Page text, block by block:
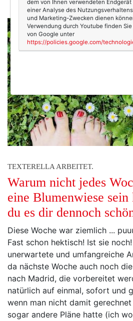
TEXTERELLA ARBEITET.
Warum nicht jedes
eine Blumenwiese
du es dir dennoch
Diese Woche war ziemlich ...
Fast schon hektisch! Ist sie
unerwartete und umfangreiche
da nächste Woche auch noch
nach Madrid, die vorbereitet
natürlich auf einmal, sofort und
wenn man nicht damit
sogar andere Pläne hatte (ich
dem von Ihnen verwendeten
einer Analyse des
und Marketing-Zwecken dienen
Verwendung durch Youtube finden
von Google unter
https://policies.google.com/